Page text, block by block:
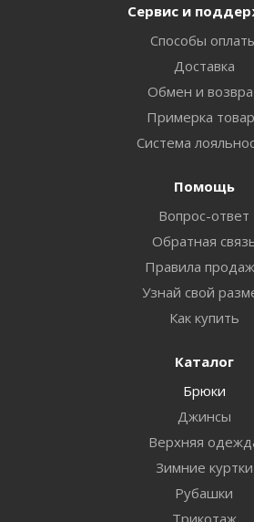
Сервис и
Способы
Доставка
Обмен и
Примерка
Система
Помощь
Вопрос-ответ
Обратная
Правила
Узнай свой
Как купить
Каталог
Брюки
Джинсы
Верхняя
Зимние куртки
Рубашки
Трикотаж